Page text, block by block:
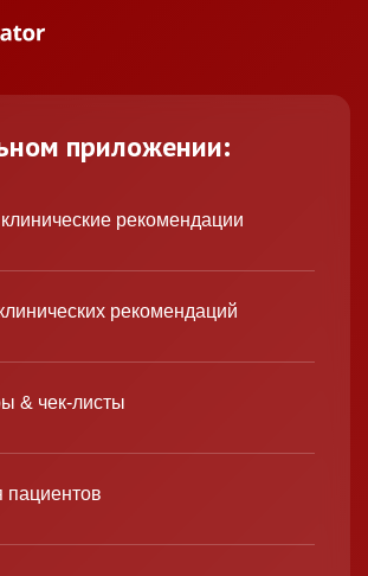
приложении:
рекомендации
рекомендаций
& чек-листы
пациентов